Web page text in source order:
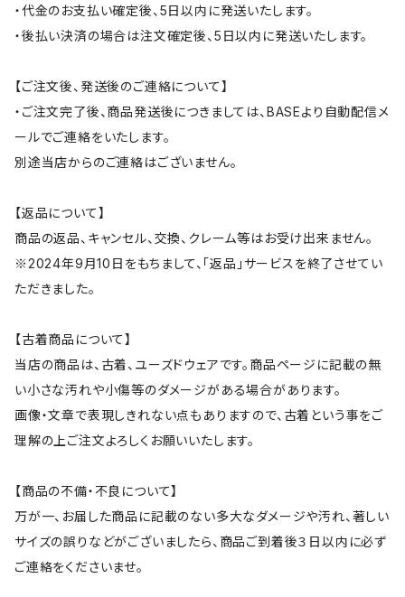
・代金のお支払い確定後、5日以内に発送いたします。
・後払い決済の場合は注文確定後、5日以内に発送いたします。
【ご注文後、発送後のご連絡について】
・ご注文完了後、商品発送後につきましては、BASEより自動配信メ
ールでご連絡をいたします。
別途当店からのご連絡はございません。
【返品について】
商品の返品、キャンセル、交換、クレーム等はお受け出来ません。
※2024年9月10日をもちまして、「返品」サービスを終了させてい
ただきました。
【古着商品について】
当店の商品は、古着、ユーズドウェアです。商品ページに記載の無
い小さな汚れや小傷等のダメージがある場合があります。
画像・文章で表現しきれない点もありますので、古着という事をご
理解の上ご注文よろしくお願いいたします。
【商品の不備・不良について】
万が一、お届した商品に記載のない多大なダメージや汚れ、著しい
サイズの誤りなどがございましたら、商品ご到着後３日以内に必ず
ご連絡をくださいませ。